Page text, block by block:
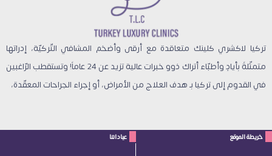
تركيا لاكشري كلينك متعاقدة مع أرقى وأضخم المشافي التّركيّة، إدراتها
متمثّلةً بأيادٍ وأطبّاء أتراك ذوو خبرات عالية تزيد عن 24 عاماً! وتستقطب الرّاغبين
في القدوم إلى تركيا بـ هدف العلاج من الأمراض، أو إجراء الجراحات المعقّدة،
خريطة الموقع عياداتنا